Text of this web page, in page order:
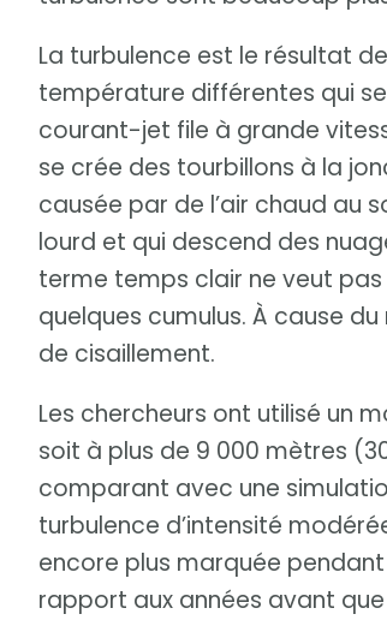
La turbulence est le résultat
température différentes qui
courant-jet file à grande
se crée des tourbillons à la
causée par de l’air chaud au
lourd et qui descend des
terme temps clair ne veut pas
quelques cumulus. À cause
de cisaillement.
Les chercheurs ont utilisé un
soit à plus de 9 000 mètres
comparant avec une
turbulence d’intensité
encore plus marquée pendant
rapport aux années avant